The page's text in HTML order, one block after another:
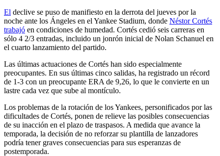
El declive se puso de manifiesto en la derrota del jueves por la
noche ante los Ángeles en el Yankee Stadium, donde Néstor Cortés
trabajó en condiciones de humedad. Cortés cedió seis carreras en
sólo 4 2/3 entradas, incluido un jonrón inicial de Nolan Schanuel en
el cuarto lanzamiento del partido.
Las últimas actuaciones de Cortés han sido especialmente
preocupantes. En sus últimas cinco salidas, ha registrado un récord
de 1-3 con un preocupante ERA de 9,26, lo que le convierte en un
lastre cada vez que sube al montículo.
Los problemas de la rotación de los Yankees, personificados por las
dificultades de Cortés, ponen de relieve las posibles consecuencias
de su inacción en el plazo de traspasos. A medida que avance la
temporada, la decisión de no reforzar su plantilla de lanzadores
podría tener graves consecuencias para sus esperanzas de
postemporada.